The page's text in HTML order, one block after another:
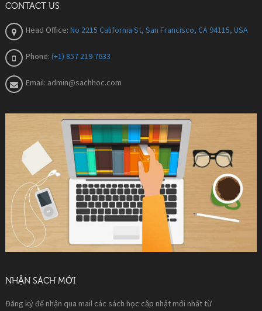
CONTACT US
Head Office: No 2215 California St, San Francisco, CA 94115, USA
Phone: (+1) 857 219 7633
Email: admin@sachhoc.com
NHẬN SÁCH MỚI
Đăng ký để nhận qua mail các sách học cập nhật mới nhất từ